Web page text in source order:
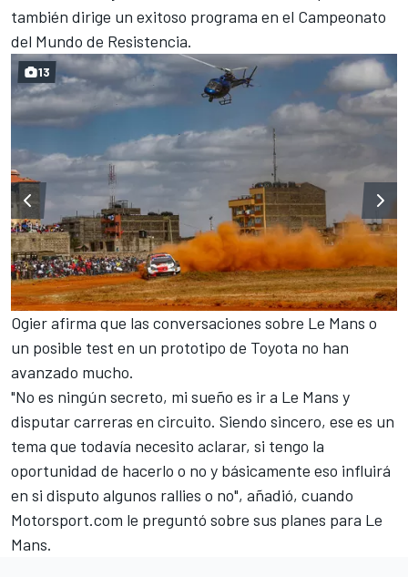
también dirige un exitoso programa en el Campeonato
del Mundo de Resistencia.
13
Ogier afirma que las conversaciones sobre Le Mans o
un posible test en un prototipo de Toyota no han
avanzado mucho.
"No es ningún secreto, mi sueño es ir a Le Mans y
disputar carreras en circuito. Siendo sincero, ese es un
tema que todavía necesito aclarar, si tengo la
oportunidad de hacerlo o no y básicamente eso influirá
en si disputo algunos rallies o no", añadió, cuando
Motorsport.com le preguntó sobre sus planes para Le
Mans.